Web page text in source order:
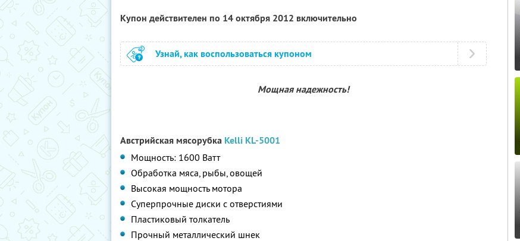
Купон действителен по 14 октября 2012 включительно
Узнай, как воспользоваться купоном
Мощная надежность!
Австрийская мясорубка Kelli KL-5001
Мощность: 1600 Ватт
Обработка мяса, рыбы, овощей
Высокая мощность мотора
Суперпрочные диски с отверстиями
Пластиковый толкатель
Прочный металлический шнек